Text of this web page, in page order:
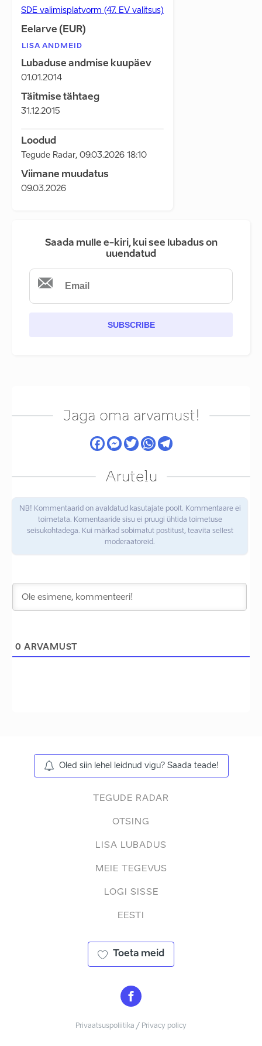
SDE valimisplatvorm (47. EV valitsus)
Eelarve (EUR)
LISA ANDMEID
Lubaduse andmise kuupäev
01.01.2014
Täitmise tähtaeg
31.12.2015
Loodud
Tegude Radar, 09.03.2026 18:10
Viimane muudatus
09.03.2026
Saada mulle e-kiri, kui see lubadus on
uuendatud
SUBSCRIBE
Jaga oma arvamust!
Arutelu
NB! Kommentaarid on avaldatud kasutajate poolt. Kommentaare ei
toimetata. Komentaaride sisu ei pruugi ühtida toimetuse
seisukohtadega. Kui märkad sobimatut postitust, teavita sellest
moderaatoreid.
0 ARVAMUST
Oled siin lehel leidnud vigu? Saada teade!
TEGUDE RADAR
OTSING
LISA LUBADUS
MEIE TEGEVUS
LOGI SISSE
EESTI
Toeta meid
Privaatsuspoliitika / Privacy policy